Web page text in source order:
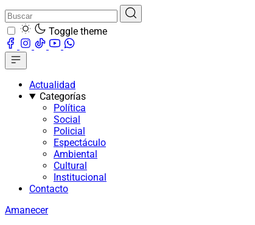
Toggle theme
Actualidad
Categorías
Política
Social
Policial
Espectáculo
Ambiental
Cultural
Institucional
Contacto
Amanecer